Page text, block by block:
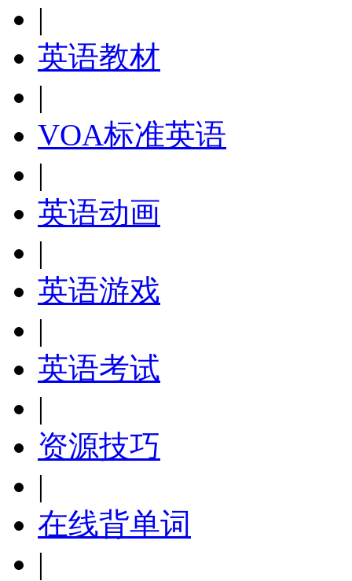
|
英语教材
|
VOA标准英语
|
英语动画
|
英语游戏
|
英语考试
|
资源技巧
|
在线背单词
|